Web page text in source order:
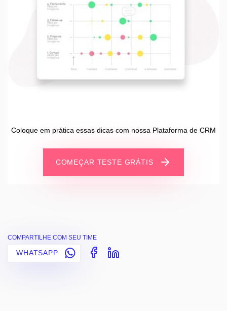
Coloque em prática essas dicas com nossa Plataforma de CRM
COMEÇAR TESTE GRÁTIS
COMPARTILHE COM SEU TIME
WHATSAPP